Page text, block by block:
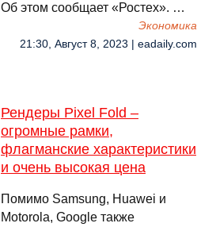
Об этом сообщает «Ростех». …
Экономика
21:30, Август 8, 2023 | eadaily.com
Рендеры Pixel Fold –
огромные рамки,
флагманские характеристики
и очень высокая цена
Помимо Samsung, Huawei и
Motorola, Google также